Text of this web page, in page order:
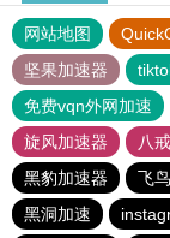
网站地图
坚果加速器
免费vqn外网加速
旋风加速器
八
黑豹加速器
飞
黑洞加速